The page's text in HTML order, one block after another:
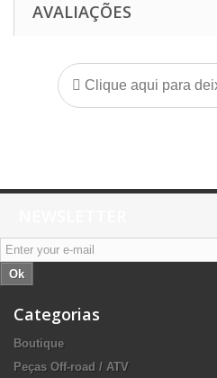
AVALIAÇÕES
Clique aqui para
Ok
Categorias
Boutique
Peças Off-road / ATV